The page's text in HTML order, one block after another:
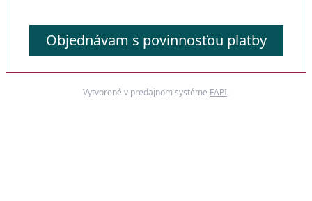
Objednávam s povinnosťou platby
Vytvorené v predajnom systéme FAPI.